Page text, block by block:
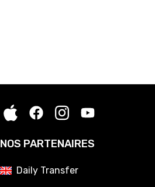
NOS PARTENAIRES
Daily Transfer